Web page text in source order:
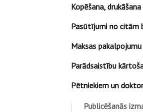
Kopēšana, drukāšana
Pasūtījumi no citām
Maksas pakalpojumu
Parādsaistību
Pētniekiem un
Publicēšanās